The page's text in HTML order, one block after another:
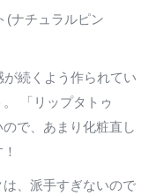
(ナチュラルピン
続くよう作られてい
「リップタトゥ
で、あまり化粧直し
、派手すぎないので